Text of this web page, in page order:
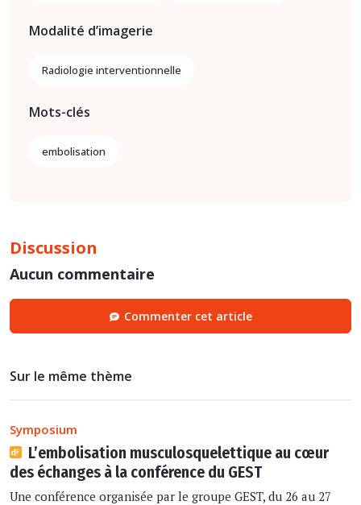
Modalité d’imagerie
Radiologie interventionnelle
Mots-clés
embolisation
Discussion
Aucun commentaire
Commenter cet article
Sur le même thème
Symposium
L’embolisation musculosquelettique au cœur
des échanges à la conférence du GEST
Une conférence organisée par le groupe GEST, du 26 au 27